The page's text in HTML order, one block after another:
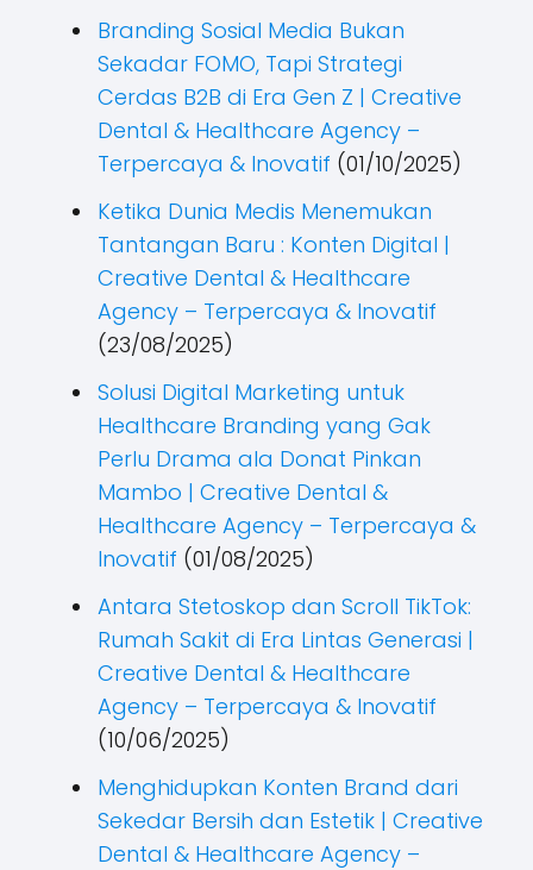
Branding Sosial Media Bukan
Sekadar FOMO, Tapi Strategi
Cerdas B2B di Era Gen Z | Creative
Dental & Healthcare Agency –
Terpercaya & Inovatif (01/10/2025)
Ketika Dunia Medis Menemukan
Tantangan Baru : Konten Digital |
Creative Dental & Healthcare
Agency – Terpercaya & Inovatif
(23/08/2025)
Solusi Digital Marketing untuk
Healthcare Branding yang Gak
Perlu Drama ala Donat Pinkan
Mambo | Creative Dental &
Healthcare Agency – Terpercaya &
Inovatif (01/08/2025)
Antara Stetoskop dan Scroll TikTok:
Rumah Sakit di Era Lintas Generasi |
Creative Dental & Healthcare
Agency – Terpercaya & Inovatif
(10/06/2025)
Menghidupkan Konten Brand dari
Sekedar Bersih dan Estetik | Creative
Dental & Healthcare Agency –